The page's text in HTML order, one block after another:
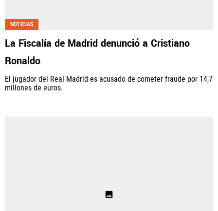
NOTICIAS
La Fiscalía de Madrid denunció a Cristiano
Ronaldo
El jugador del Real Madrid es acusado de cometer fraude por 14,7
millones de euros.